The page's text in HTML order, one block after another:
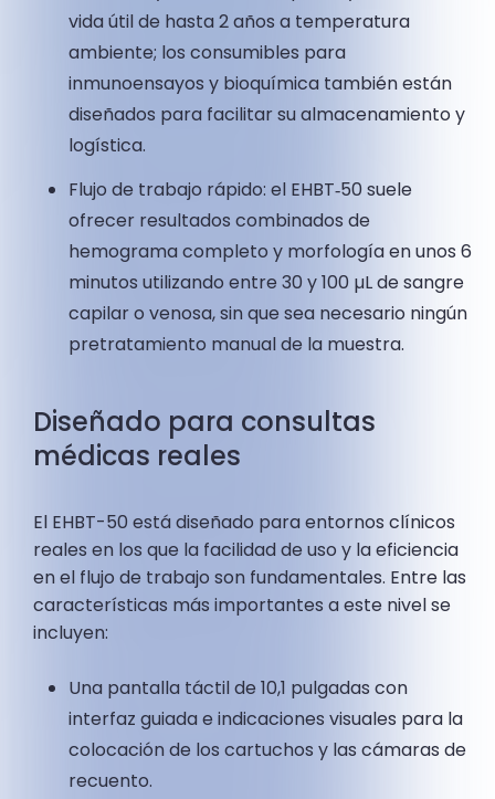
vida útil de hasta 2 años a temperatura
ambiente; los consumibles para
inmunoensayos y bioquímica también están
diseñados para facilitar su almacenamiento y
logística.
Flujo de trabajo rápido: el EHBT‑50 suele
ofrecer resultados combinados de
hemograma completo y morfología en unos 6
minutos utilizando entre 30 y 100 µL de sangre
capilar o venosa, sin que sea necesario ningún
pretratamiento manual de la muestra.
Diseñado para consultas
médicas reales
El EHBT-50 está diseñado para entornos clínicos
reales en los que la facilidad de uso y la eficiencia
en el flujo de trabajo son fundamentales. Entre las
características más importantes a este nivel se
incluyen:
Una pantalla táctil de 10,1 pulgadas con
interfaz guiada e indicaciones visuales para la
colocación de los cartuchos y las cámaras de
recuento.